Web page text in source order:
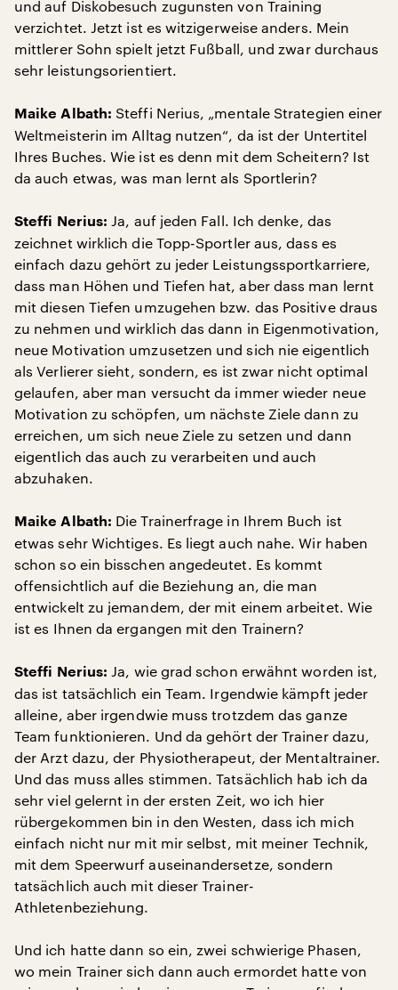
und auf Diskobesuch zugunsten von Training
verzichtet. Jetzt ist es witzigerweise anders. Mein
mittlerer Sohn spielt jetzt Fußball, und zwar durchaus
sehr leistungsorientiert.
Maike Albath: Steffi Nerius, „mentale Strategien einer
Weltmeisterin im Alltag nutzen“, da ist der Untertitel
Ihres Buches. Wie ist es denn mit dem Scheitern? Ist
da auch etwas, was man lernt als Sportlerin?
Steffi Nerius: Ja, auf jeden Fall. Ich denke, das
zeichnet wirklich die Topp-Sportler aus, dass es
einfach dazu gehört zu jeder Leistungssportkarriere,
dass man Höhen und Tiefen hat, aber dass man lernt
mit diesen Tiefen umzugehen bzw. das Positive draus
zu nehmen und wirklich das dann in Eigenmotivation,
neue Motivation umzusetzen und sich nie eigentlich
als Verlierer sieht, sondern, es ist zwar nicht optimal
gelaufen, aber man versucht da immer wieder neue
Motivation zu schöpfen, um nächste Ziele dann zu
erreichen, um sich neue Ziele zu setzen und dann
eigentlich das auch zu verarbeiten und auch
abzuhaken.
Maike Albath: Die Trainerfrage in Ihrem Buch ist
etwas sehr Wichtiges. Es liegt auch nahe. Wir haben
schon so ein bisschen angedeutet. Es kommt
offensichtlich auf die Beziehung an, die man
entwickelt zu jemandem, der mit einem arbeitet. Wie
ist es Ihnen da ergangen mit den Trainern?
Steffi Nerius: Ja, wie grad schon erwähnt worden ist,
das ist tatsächlich ein Team. Irgendwie kämpft jeder
alleine, aber irgendwie muss trotzdem das ganze
Team funktionieren. Und da gehört der Trainer dazu,
der Arzt dazu, der Physiotherapeut, der Mentaltrainer.
Und das muss alles stimmen. Tatsächlich hab ich da
sehr viel gelernt in der ersten Zeit, wo ich hier
rübergekommen bin in den Westen, dass ich mich
einfach nicht nur mit mir selbst, mit meiner Technik,
mit dem Speerwurf auseinandersetze, sondern
tatsächlich auch mit dieser Trainer-
Athletenbeziehung.
Und ich hatte dann so ein, zwei schwierige Phasen,
wo mein Trainer sich dann auch ermordet hatte von